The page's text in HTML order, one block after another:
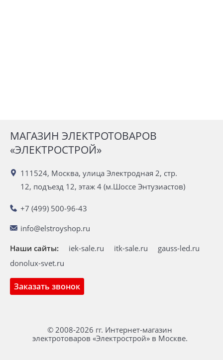
МАГАЗИН ЭЛЕКТРОТОВАРОВ
«ЭЛЕКТРОСТРОЙ»
111524, Москва, улица Электродная 2, стр.
12, подъезд 12, этаж 4 (м.Шоссе Энтузиастов)
+7 (499) 500-96-43
info@elstroyshop.ru
Заказать звонок
Наши сайты: iek-sale.ru itk-sale.ru
gauss-led.ru
donolux-svet.ru
© 2008-2026 гг. Интернет-магазин
электротоваров «Электрострой» в Москве.